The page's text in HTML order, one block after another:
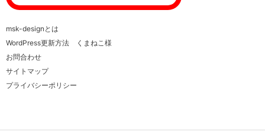
msk-designとは
WordPress更新方法 くまねこ様
お問合わせ
サイトマップ
プライバシーポリシー